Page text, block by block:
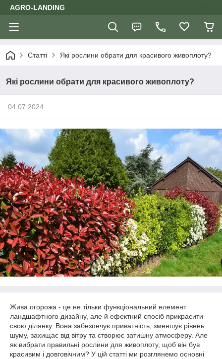
AGRO-LANDING
Статті Які рослини обрати для красивого живоплоту?
Які рослини обрати для красивого живоплоту?
04.07.2024
Жива огорожа - це не тільки функціональний елемент
ландшафтного дизайну, але й ефектний спосіб прикрасити
свою ділянку. Вона забезпечує приватність, зменшує рівень
шуму, захищає від вітру та створює затишну атмосферу. Але
як вибрати правильні рослини для живоплоту, щоб він був
красивим і довговічним? У цій статті ми розглянемо основні